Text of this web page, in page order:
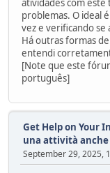
atividades com
problemas. O ideal
vez e verificando se
Há outras formas
entendi
[Note que este
português]
Get Help on Your
una attività anche
September 29, 2025,